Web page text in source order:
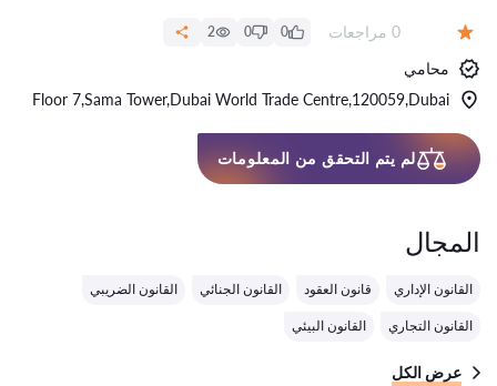
عدد المراجعات:
0 مراجعات 0
0
2
محامي
Floor 7,Sama Tower,Dubai World Trade Centre,120059,Dubai
لم يتم التحقق من المعلومات
المجال
القانون الإداري قانون العقود القانون الجنائي القانون الضريبي
القانون التجاري القانون البيئي
عرض الكل